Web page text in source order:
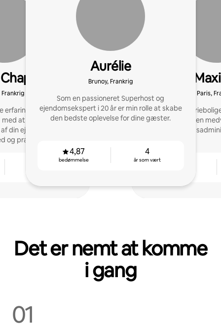
Frankrig
erfaring og netværk
at optimere
din ejendom med
og pragmatisme.
Aurélie
Brunoy, Frankrig
Som en passioneret Superhost og
ejendomsekspert i 20 år er min rolle at skabe
den bedste oplevelse for dine gæster.
4,87
bedømmelse
4
år som vært
Paris,
Ekspert i
Superhost, erfaren
et
Det er nemt at komme
i gang
01